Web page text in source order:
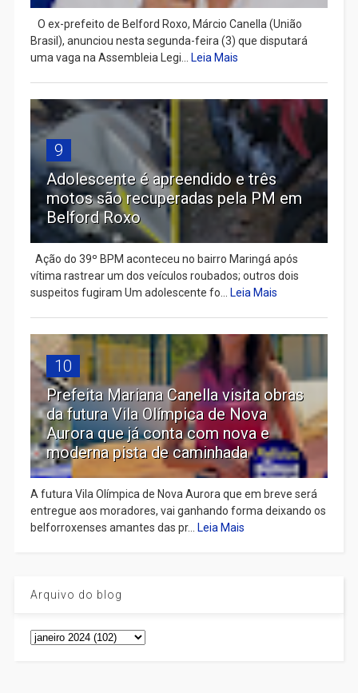
​ O ex-prefeito de Belford Roxo, Márcio Canella (União
Brasil), anunciou nesta segunda-feira (3) que disputará
uma vaga na Assembleia Legi... Leia Mais
9
Adolescente é apreendido e três
motos são recuperadas pela PM em
Belford Roxo
Ação do 39º BPM aconteceu no bairro Maringá após
vítima rastrear um dos veículos roubados; outros dois
suspeitos fugiram Um adolescente fo... Leia Mais
10
Prefeita Mariana Canella visita obras
da futura Vila Olímpica de Nova
Aurora que já conta com nova e
moderna pista de caminhada
A futura Vila Olímpica de Nova Aurora que em breve será
entregue aos moradores, vai ganhando forma deixando os
belforroxenses amantes das pr... Leia Mais
Arquivo do blog